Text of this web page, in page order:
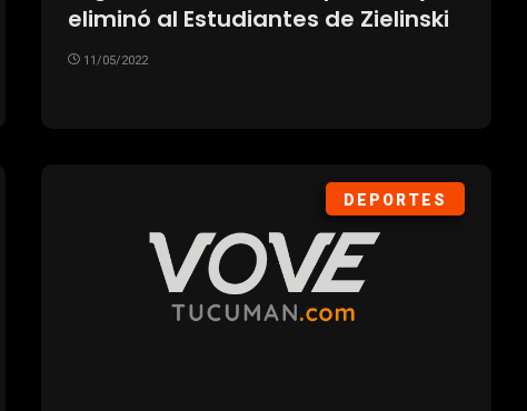
eliminó al Estudiantes de Zielinski
11/05/2022
DEPORTES